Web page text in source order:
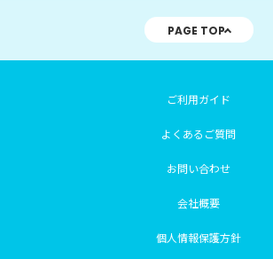
PAGE TOP
ご利用ガイド
よくあるご質問
お問い合わせ
会社概要
個人情報保護方針